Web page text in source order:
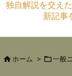
独自解説を交え
新記事
 ホーム >  一般